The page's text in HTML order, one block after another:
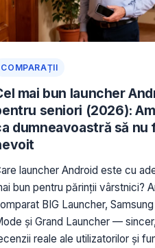
COMPARAȚII
mai bun launcher
seniori (2026):
dumneavoastră să nu
launcher Android este cu
bun pentru părinții vârstnici?
BIG Launcher,
și Grand Launcher —
reale ale utilizatorilor și